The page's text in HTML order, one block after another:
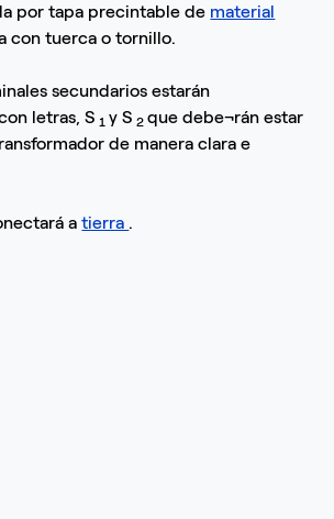
por tapa precintable de material
con tuerca o tornillo.
secundarios estarán
letras, S 1 y S2que debe¬rán estar
de manera clara e
atierra .